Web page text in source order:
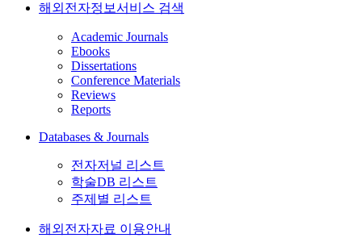
해외전자정보서비스 검색
Academic Journals
Ebooks
Dissertations
Conference Materials
Reviews
Reports
Databases & Journals
전자저널 리스트
학술DB 리스트
주제별 리스트
해외전자자료 이용안내